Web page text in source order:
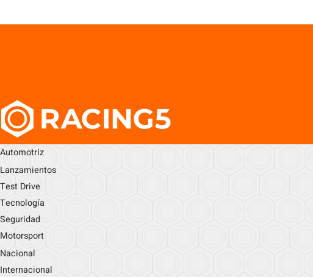
Automotriz
Lanzamientos
Test Drive
Tecnología
Seguridad
Motorsport
Nacional
Internacional